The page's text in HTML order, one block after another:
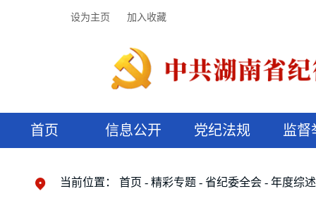
设为主页 加入收藏
首页 信息公开 党纪法规 监督
当前位置： 首页 精彩专题 省纪委全会 年度综述